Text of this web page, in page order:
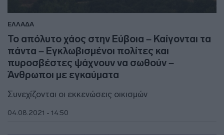
ΕΛΛΑΔΑ
Το απόλυτο χάος στην Εύβοια – Καίγονται τα
πάντα – Εγκλωβισμένοι πολίτες και
πυροσβέστες ψάχνουν να σωθούν –
Άνθρωποι με εγκαύματα
Συνεχίζονται οι εκκενώσεις οικισμών
04.08.2021 - 14:50